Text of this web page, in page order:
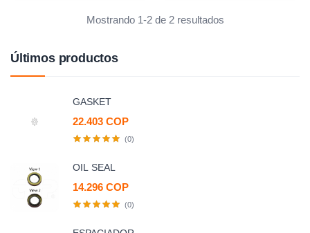
Últimos productos
GASKET
22.403 COP
(0)
OIL SEAL
14.296 COP
(0)
Mostrando 1-2 de 2 resultados